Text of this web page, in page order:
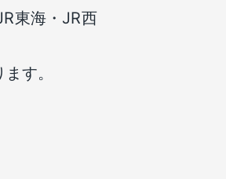
東海・JR西
す。